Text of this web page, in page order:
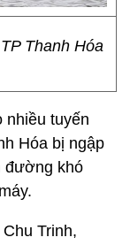
Thanh Hóa
nhiều tuyến
Hóa bị ngập
đường khó
Trinh,